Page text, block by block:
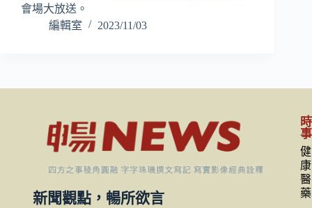
會場大放送。
編輯室
2023/11/03
新聞觀點，暢所欲言
時
事
健
康
醫
藥